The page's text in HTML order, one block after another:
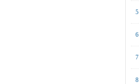
5
6
7
8